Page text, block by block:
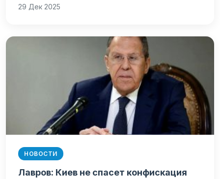
29 Дек 2025
НОВОСТИ
Лавров: Киев не спасет конфискация